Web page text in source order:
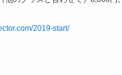
2019-start/